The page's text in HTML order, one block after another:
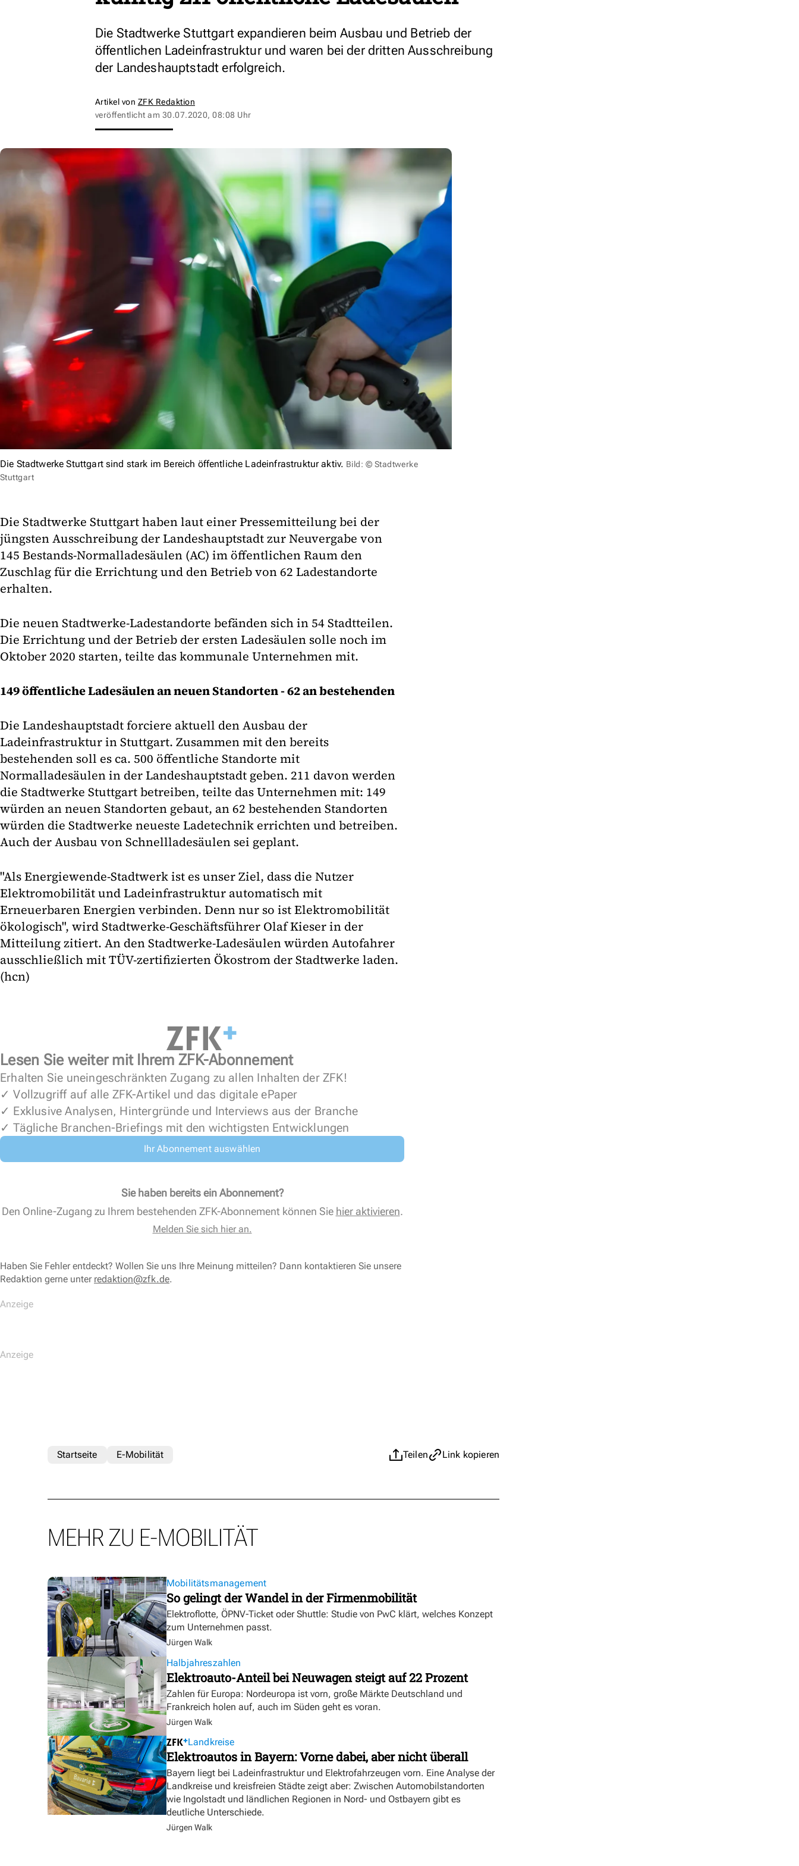
Die Stadtwerke Stuttgart expandieren beim Ausbau und Betrieb der
öffentlichen Ladeinfrastruktur und waren bei der dritten Ausschreibung
der Landeshauptstadt erfolgreich.
Artikel von ZFK Redaktion
veröffentlicht am 30.07.2020, 08:08 Uhr
Die Stadtwerke Stuttgart sind stark im Bereich öffentliche Ladeinfrastruktur aktiv. Bild: © Stadtwerke
Stuttgart
Die Stadtwerke Stuttgart haben laut einer Pressemitteilung bei der
jüngsten Ausschreibung der Landeshauptstadt zur Neuvergabe von
145 Bestands-Normalladesäulen (AC) im öffentlichen Raum den
Zuschlag für die Errichtung und den Betrieb von 62 Ladestandorte
erhalten.
Die neuen Stadtwerke-Ladestandorte befänden sich in 54 Stadtteilen.
Die Errichtung und der Betrieb der ersten Ladesäulen solle noch im
Oktober 2020 starten, teilte das kommunale Unternehmen mit.
149 öffentliche Ladesäulen an neuen Standorten - 62 an bestehenden
Die Landeshauptstadt forciere aktuell den Ausbau der
Ladeinfrastruktur in Stuttgart. Zusammen mit den bereits
bestehenden soll es ca. 500 öffentliche Standorte mit
Normalladesäulen in der Landeshauptstadt geben. 211 davon werden
die Stadtwerke Stuttgart betreiben, teilte das Unternehmen mit: 149
würden an neuen Standorten gebaut, an 62 bestehenden Standorten
würden die Stadtwerke neueste Ladetechnik errichten und betreiben.
Auch der Ausbau von Schnellladesäulen sei geplant.
"Als Energiewende-Stadtwerk ist es unser Ziel, dass die Nutzer
Elektromobilität und Ladeinfrastruktur automatisch mit
Erneuerbaren Energien verbinden. Denn nur so ist Elektromobilität
ökologisch", wird Stadtwerke-Geschäftsführer Olaf Kieser in der
Mitteilung zitiert. An den Stadtwerke-Ladesäulen würden Autofahrer
ausschließlich mit TÜV-zertifizierten Ökostrom der Stadtwerke laden.
(hcn)
Lesen Sie weiter mit Ihrem ZFK-Abonnement
Erhalten Sie uneingeschränkten Zugang zu allen Inhalten der ZFK!
✓ Vollzugriff auf alle ZFK-Artikel und das digitale ePaper
✓ Exklusive Analysen, Hintergründe und Interviews aus der Branche
✓ Tägliche Branchen-Briefings mit den wichtigsten Entwicklungen
Ihr Abonnement auswählen
Sie haben bereits ein Abonnement?
Den Online-Zugang zu Ihrem bestehenden ZFK-Abonnement können Sie hier aktivieren.
Melden Sie sich hier an.
Haben Sie Fehler entdeckt? Wollen Sie uns Ihre Meinung mitteilen? Dann kontaktieren Sie unsere
Redaktion gerne unter redaktion@zfk.de.
Teilen Link kopieren
Startseite E-Mobilität
MEHR ZU E-MOBILITÄT
Mobilitätsmanagement
So gelingt der Wandel in der Firmenmobilität
Elektroflotte, ÖPNV-Ticket oder Shuttle: Studie von PwC klärt, welches Konzept
zum Unternehmen passt.
Jürgen Walk
Halbjahreszahlen
Elektroauto-Anteil bei Neuwagen steigt auf 22 Prozent
Zahlen für Europa: Nordeuropa ist vorn, große Märkte Deutschland und
Frankreich holen auf, auch im Süden geht es voran.
Jürgen Walk
Landkreise
Elektroautos in Bayern: Vorne dabei, aber nicht überall
Bayern liegt bei Ladeinfrastruktur und Elektrofahrzeugen vorn. Eine Analyse der
Landkreise und kreisfreien Städte zeigt aber: Zwischen Automobilstandorten
wie Ingolstadt und ländlichen Regionen in Nord- und Ostbayern gibt es
deutliche Unterschiede.
Jürgen Walk